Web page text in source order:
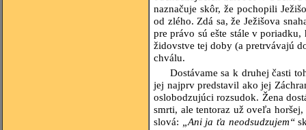
naznačuje skôr, že pochopili
od zlého. Zdá sa, že Ježišova
pre právo sú ešte stále v
židovstve tej doby (a pretrvávajú
chválu.
Dostávame sa k druhej časti
jej najprv predstavil ako jej
oslobodzujúci rozsudok. Žena
smrti, ale tentoraz už oveľa
slová:
„Ani ja ťa neodsudzujem“